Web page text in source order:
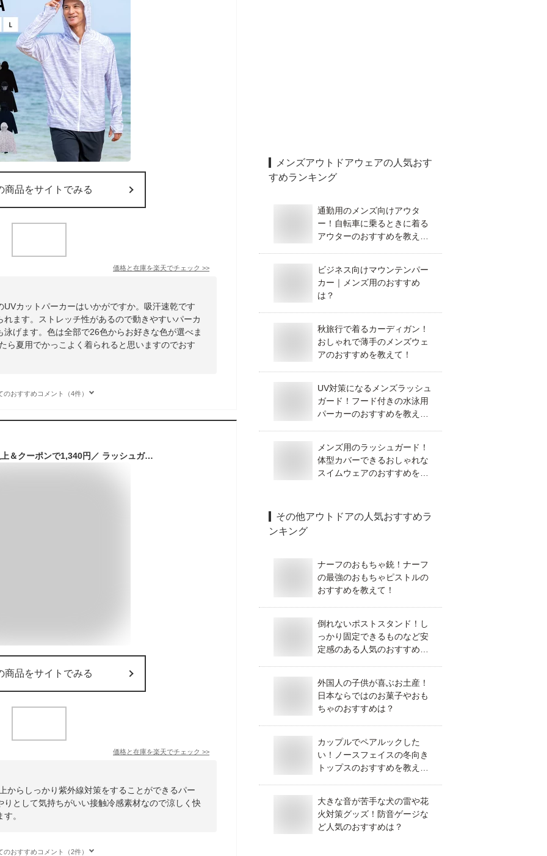
商品をサイトでみる
価格と在庫を楽天でチェック >>
カットパーカーはいかがですか。吸汗速乾です
ます。ストレッチ性があるので動きやすいパーカ
げます。色は全部で26色からお好きな色が選べま
ら夏用でかっこよく着られると思いますのでおす
のおすすめコメント（4件）
【本日P5倍】＼2点以上＆クーポンで1,340円／ ラッシュガード レディース メンズ 水着 長袖 接触冷感素材 -5℃ パーカー ひんやり アウター UV カット 指穴 つば取り外し あご紐 大きいサイズ 吸水速乾 日焼け防止 紫外線対策 熱中症対策
商品をサイトでみる
価格と在庫を楽天でチェック >>
からしっかり紫外線対策をすることができるパー
として気持ちがいい接触冷感素材なので涼しく快
。
のおすすめコメント（2件）
メンズアウトドアウェアの人気おす
すめランキング
通勤用のメンズ向けアウタ
ー！自転車に乗るときに着る
アウターのおすすめを教え
ビジネス向けマウンテンパー
カー｜メンズ用のおすすめ
は？
秋旅行で着るカーディガン！
おしゃれで薄手のメンズウェ
アのおすすめを教えて！
UV対策になるメンズラッシュ
ガード！フード付きの水泳用
パーカーのおすすめを教え
メンズ用のラッシュガード！
体型カバーできるおしゃれな
スイムウェアのおすすめを教
その他アウトドアの人気おすすめラ
ンキング
ナーフのおもちゃ銃！ナーフ
の最強のおもちゃピストルの
おすすめを教えて！
倒れないポストスタンド！し
っかり固定できるものなど安
定感のある人気のおすすめを
外国人の子供が喜ぶお土産！
日本ならではのお菓子やおも
ちゃのおすすめは？
カップルでペアルックした
い！ノースフェイスの冬向き
トップスのおすすめを教え
大きな音が苦手な犬の雷や花
火対策グッズ！防音ゲージな
ど人気のおすすめは？